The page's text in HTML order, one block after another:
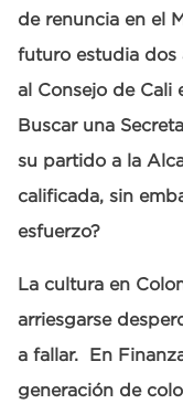
de renuncia en el
futuro estudia dos
al Consejo de Cali
Buscar una
su partido a la
calificada, sin
esfuerzo?
La cultura en
arriesgarse
a fallar. En
generación de